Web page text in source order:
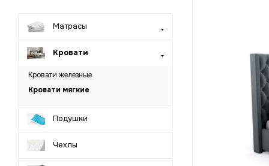
Матрасы
Кровати
Кровати железные
Кровати мягкие
Подушки
Чехлы